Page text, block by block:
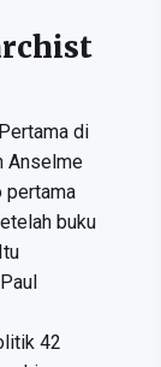
di
Anselme
pertama
buku
42